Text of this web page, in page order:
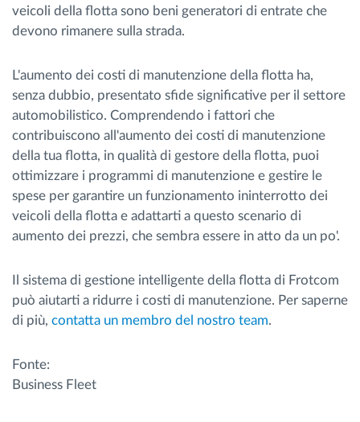
veicoli della flotta sono beni generatori di entrate che
devono rimanere sulla strada.
L'aumento dei costi di manutenzione della flotta ha,
senza dubbio, presentato sfide significative per il settore
automobilistico. Comprendendo i fattori che
contribuiscono all'aumento dei costi di manutenzione
della tua flotta, in qualità di gestore della flotta, puoi
ottimizzare i programmi di manutenzione e gestire le
spese per garantire un funzionamento ininterrotto dei
veicoli della flotta e adattarti a questo scenario di
aumento dei prezzi, che sembra essere in atto da un po'.
Il sistema di gestione intelligente della flotta di Frotcom
può aiutarti a ridurre i costi di manutenzione. Per saperne
di più, contatta un membro del nostro team.
Fonte:
Business Fleet